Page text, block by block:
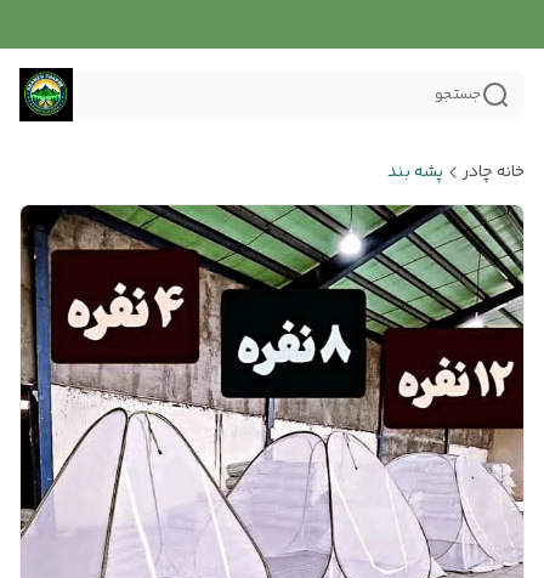
جستجو
خانه چادر پشه بند